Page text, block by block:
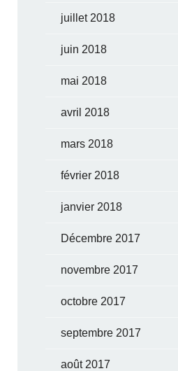
juillet 2018
juin 2018
mai 2018
avril 2018
mars 2018
février 2018
janvier 2018
Décembre 2017
novembre 2017
octobre 2017
septembre 2017
août 2017